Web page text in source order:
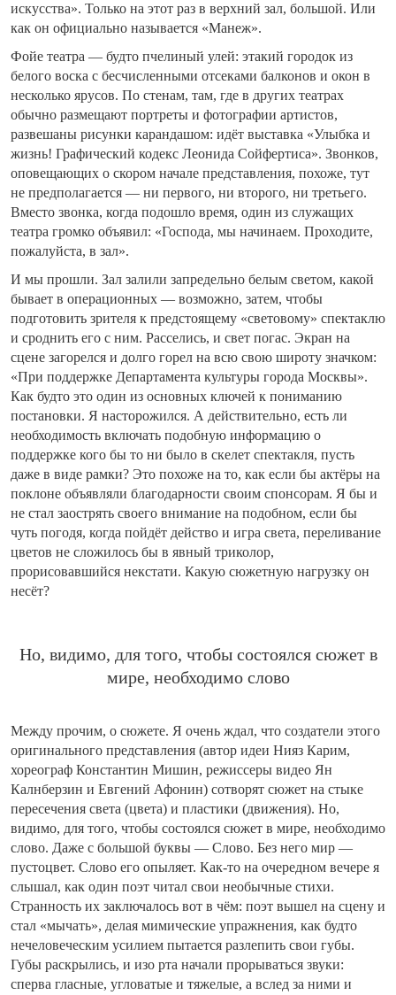
искусства». Только на этот раз в верхний зал, большой. Или
как он официально называется «Манеж».
Фойе театра — будто пчелиный улей: этакий городок из
белого воска с бесчисленными отсеками балконов и окон в
несколько ярусов. По стенам, там, где в других театрах
обычно размещают портреты и фотографии артистов,
развешаны рисунки карандашом: идёт выставка «Улыбка и
жизнь! Графический кодекс Леонида Сойфертиса». Звонков,
оповещающих о скором начале представления, похоже, тут
не предполагается — ни первого, ни второго, ни третьего.
Вместо звонка, когда подошло время, один из служащих
театра громко объявил: «Господа, мы начинаем. Проходите,
пожалуйста, в зал».
И мы прошли. Зал залили запредельно белым светом, какой
бывает в операционных — возможно, затем, чтобы
подготовить зрителя к предстоящему «световому» спектаклю
и сроднить его с ним. Расселись, и свет погас. Экран на
сцене загорелся и долго горел на всю свою широту значком:
«При поддержке Департамента культуры города Москвы».
Как будто это один из основных ключей к пониманию
постановки. Я насторожился. А действительно, есть ли
необходимость включать подобную информацию о
поддержке кого бы то ни было в скелет спектакля, пусть
даже в виде рамки? Это похоже на то, как если бы актёры на
поклоне объявляли благодарности своим спонсорам. Я бы и
не стал заострять своего внимание на подобном, если бы
чуть погодя, когда пойдёт действо и игра света, переливание
цветов не сложилось бы в явный триколор,
прорисовавшийся некстати. Какую сюжетную нагрузку он
несёт?
Но, видимо, для того, чтобы состоялся сюжет в
мире, необходимо слово
Между прочим, о сюжете. Я очень ждал, что создатели этого
оригинального представления (автор идеи Нияз Карим,
хореограф Константин Мишин, режиссеры видео Ян
Калнберзин и Евгений Афонин) сотворят сюжет на стыке
пересечения света (цвета) и пластики (движения). Но,
видимо, для того, чтобы состоялся сюжет в мире, необходимо
слово. Даже с большой буквы — Слово. Без него мир —
пустоцвет. Слово его опыляет. Как-то на очередном вечере я
слышал, как один поэт читал свои необычные стихи.
Странность их заключалось вот в чём: поэт вышел на сцену и
стал «мычать», делая мимические упражнения, как будто
нечеловеческим усилием пытается разлепить свои губы.
Губы раскрылись, и изо рта начали прорываться звуки:
сперва гласные, угловатые и тяжелые, а вслед за ними и